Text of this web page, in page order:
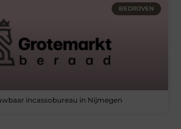
BEDRIJVEN
incassobureau in Nijmegen